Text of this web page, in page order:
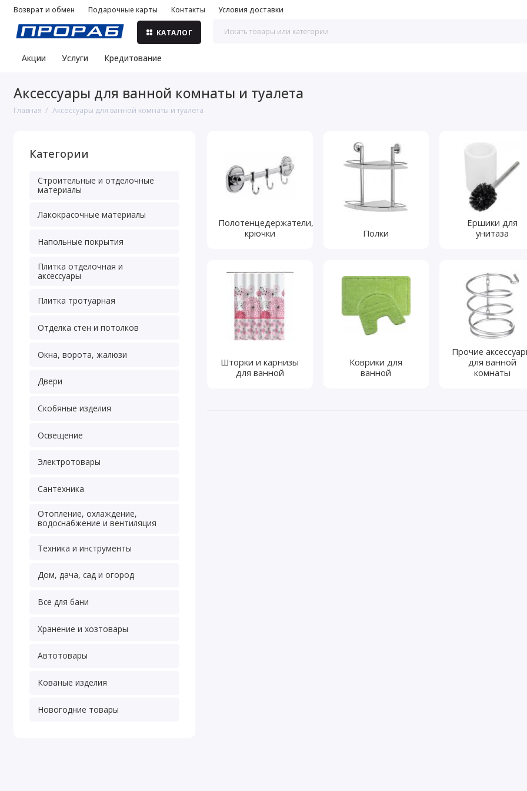
Возврат и обмен Подарочные карты Контакты Условия доставки
КАТАЛОГ
Акции Услуги Кредитование
Аксессуары для ванной комнаты и туалета
Главная Аксессуары для ванной комнаты и туалета
Категории
Строительные и отделочные
материалы
Лакокрасочные материалы
Напольные покрытия
Плитка отделочная и
аксессуары
Плитка тротуарная
Отделка стен и потолков
Окна, ворота, жалюзи
Двери
Скобяные изделия
Освещение
Электротовары
Сантехника
Отопление, охлаждение,
водоснабжение и вентиляция
Техника и инструменты
Дом, дача, сад и огород
Все для бани
Хранение и хозтовары
Автотовары
Кованые изделия
Новогодние товары
Полотенцедержатели,
крючки
Полки
Ершики для
унитаза
Шторки и карнизы
для ванной
Коврики для
ванной
Прочие
для ванной
комнаты